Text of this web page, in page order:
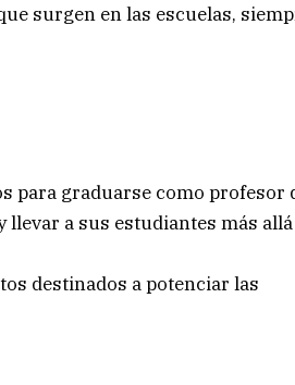
surgen en las escuelas,
para graduarse como profesor
a sus estudiantes más allá
destinados a potenciar las